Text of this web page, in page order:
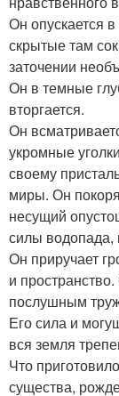
Он опускается
скрытые там
заточении
Он в темные
вторгается.
Он
укромные
своему
миры. Он
несущий
силы водопада,
Он приручает
и
послушным
Его сила и
вся земля
Что
существа,